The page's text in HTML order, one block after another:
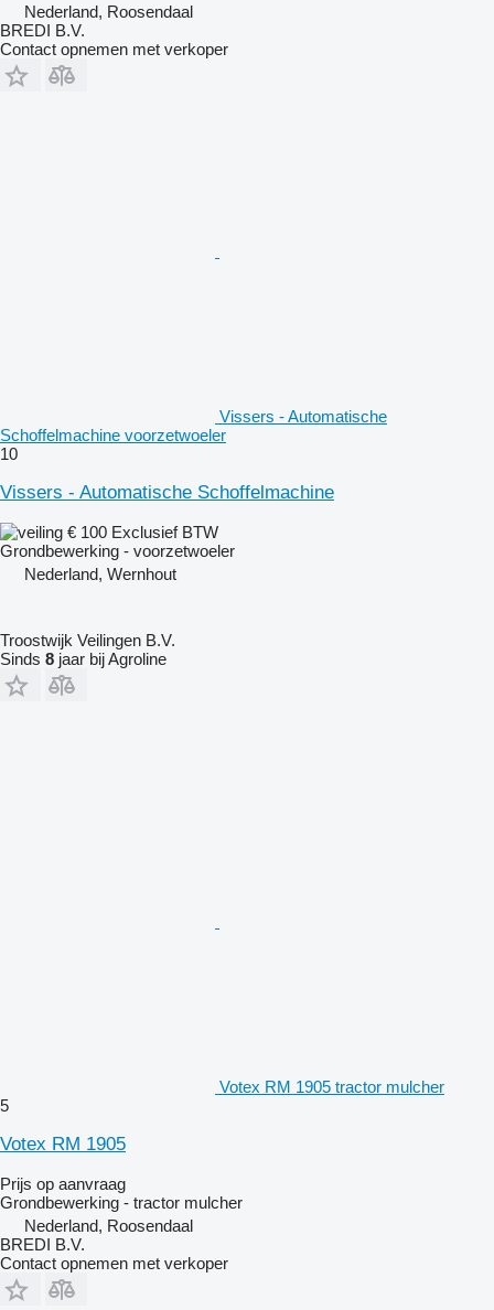
Nederland, Roosendaal
BREDI B.V.
Contact opnemen met verkoper
Vissers - Automatische
Schoffelmachine voorzetwoeler
10
Vissers - Automatische Schoffelmachine
€ 100 Exclusief BTW
Grondbewerking - voorzetwoeler
Nederland, Wernhout
Troostwijk Veilingen B.V.
Sinds 8 jaar bij Agroline
Votex RM 1905 tractor mulcher
5
Votex RM 1905
Prijs op aanvraag
Grondbewerking - tractor mulcher
Nederland, Roosendaal
BREDI B.V.
Contact opnemen met verkoper